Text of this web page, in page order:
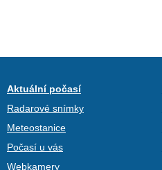
Aktuální počasí
Radarové snímky
Meteostanice
Počasí u vás
Webkamery